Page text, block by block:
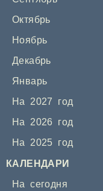
Октябрь
Ноябрь
Декабрь
Январь
На 2027 год
На 2026 год
На 2025 год
КАЛЕНДАРИ
На сегодня